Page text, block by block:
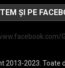
ȘI PE
2013-2023. Toate